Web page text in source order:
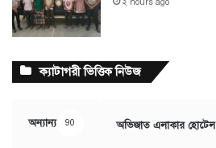
২ hours ago
ক্যাটাগরী ভিত্তিক নিউজ
অন্যান্য 90 অভিজাত এলাকার হোটেল